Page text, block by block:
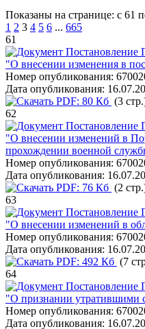
Показаны на странице: с 61
1 2 3 4 5 6 ... 665
61
Постановление
"О внесении изменения в
Номер опубликования:
Дата опубликования:
PDF: 80 Кб (3
62
Постановление
"О внесении изменений в
прохождении военной
Номер опубликования:
Дата опубликования:
PDF: 76 Кб (2
63
Постановление
"О внесении изменений в
Номер опубликования:
Дата опубликования:
PDF: 492 Кб (7
64
Постановление
"О признании утратившими
Номер опубликования:
Дата опубликования: